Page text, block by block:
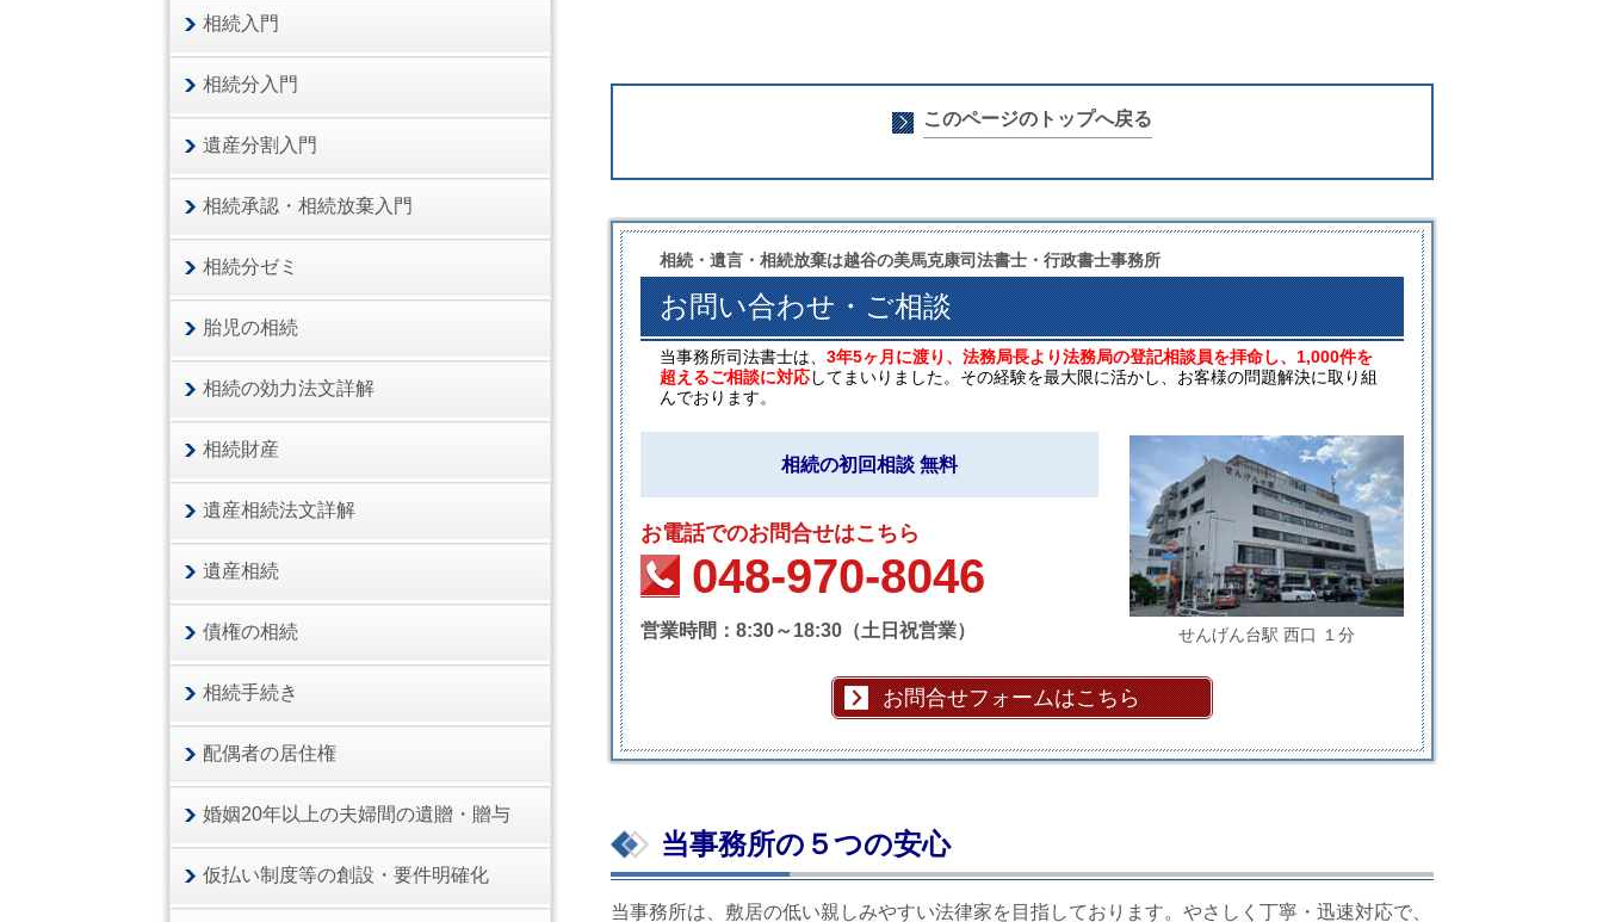
このページのトップへ戻る
相続・遺言・相続放棄は越谷の美馬克康司法書士・行政書士事務所
お問い合わせ・ご相談
当事務所司法書士は、 3年5ヶ月に渡り、法務局長より法務局の登記相談員を拝命し、1,000件を
超えるご相談に対応してまいりました。その経験を最大限に活かし、お客様の問題解決に取り組
んでおります。
せんげん台駅 西口 １分
相続の初回相談 無料
お電話でのお問合せはこちら
048-970-8046
営業時間：8:30～18:30（土日祝営業）
お問合せフォームはこちら
当事務所の５つの安心
当事務所は、敷居の低い親しみやすい法律家を目指しております。やさしく丁寧・迅速対応で、
相続入門
相続分入門
遺産分割入門
相続承認・相続放棄入門
相続分ゼミ
胎児の相続
相続の効力法文詳解
相続財産
遺産相続法文詳解
遺産相続
債権の相続
相続手続き
配偶者の居住権
婚姻20年以上の夫婦間の遺贈・贈与
仮払い制度等の創設・要件明確化